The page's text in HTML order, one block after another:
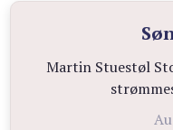
Martin Stuestøl